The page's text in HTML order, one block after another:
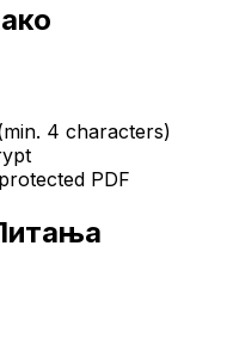
4 characters)
PDF